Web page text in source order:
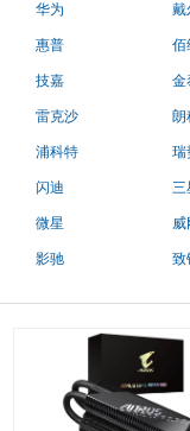
华为 戴
惠普 佰
技嘉 金
雷克沙 朗
浦科特 瑞
闪迪 三
微星 威
影驰 致